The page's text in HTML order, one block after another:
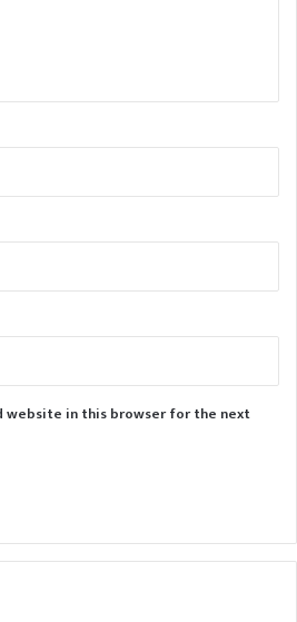
website in this browser for the next